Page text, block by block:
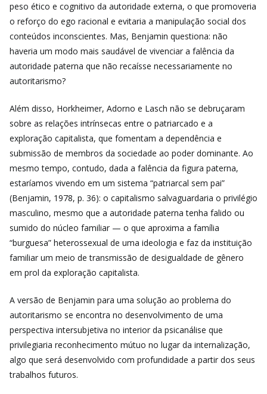
peso ético e cognitivo da autoridade externa, o que promoveria
o reforço do ego racional e evitaria a manipulação social dos
conteúdos inconscientes. Mas, Benjamin questiona: não
haveria um modo mais saudável de vivenciar a falência da
autoridade paterna que não recaísse necessariamente no
autoritarismo?
Além disso, Horkheimer, Adorno e Lasch não se debruçaram
sobre as relações intrínsecas entre o patriarcado e a
exploração capitalista, que fomentam a dependência e
submissão de membros da sociedade ao poder dominante. Ao
mesmo tempo, contudo, dada a falência da figura paterna,
estaríamos vivendo em um sistema “patriarcal sem pai”
(Benjamin, 1978, p. 36): o capitalismo salvaguardaria o privilégio
masculino, mesmo que a autoridade paterna tenha falido ou
sumido do núcleo familiar — o que aproxima a família
“burguesa” heterossexual de uma ideologia e faz da instituição
familiar um meio de transmissão de desigualdade de gênero
em prol da exploração capitalista.
A versão de Benjamin para uma solução ao problema do
autoritarismo se encontra no desenvolvimento de uma
perspectiva intersubjetiva no interior da psicanálise que
privilegiaria reconhecimento mútuo no lugar da internalização,
algo que será desenvolvido com profundidade a partir dos seus
trabalhos futuros.